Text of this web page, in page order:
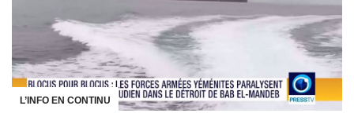
L’INFO EN CONTINU